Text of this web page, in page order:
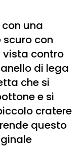
una
scuro con
contro
di lega
che si
e si
cratere
questo